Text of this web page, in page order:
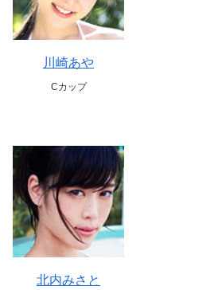
川崎あや
Cカップ
北内みさと